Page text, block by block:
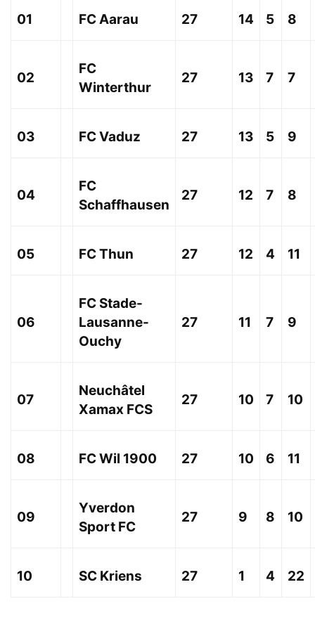
01 FC Aarau 27 14 5 8
02
FC
Winterthur
27 13 7 7
03 FC Vaduz 27 13 5 9
04
FC
Schaffhausen
27 12 7 8
05 FC Thun 27 12 4 11
06
FC Stade-
Lausanne-
Ouchy
27 11 7 9
07
Neuchâtel
Xamax FCS
27 10 7 10
08 FC Wil 1900 27 10 6 11
09
Yverdon
Sport FC
27 9 8 10
10 SC Kriens 27 1 4 22